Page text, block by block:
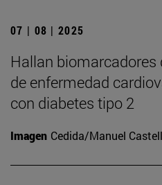
07 | 08 | 2025
Hallan biomarcadores
de enfermedad
con diabetes tipo 2
Imagen Cedida/Manuel